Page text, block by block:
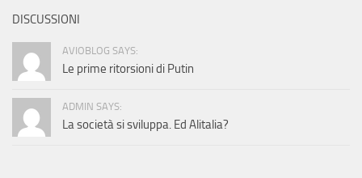
DISCUSSIONI
AVIOBLOG SAYS:
Le prime ritorsioni di Putin
ADMIN SAYS:
La società si sviluppa. Ed Alitalia?